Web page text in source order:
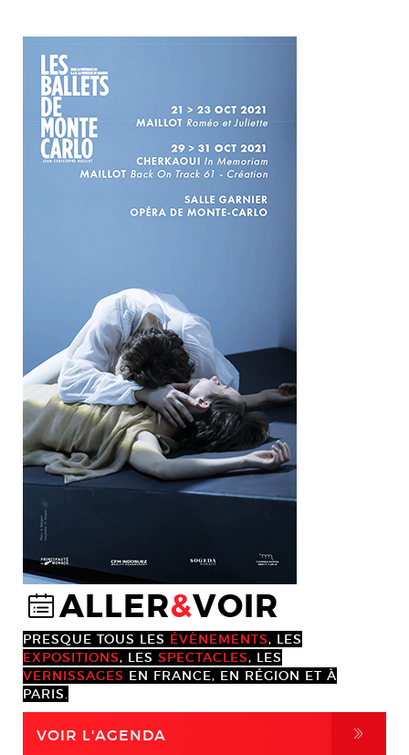
@ALLER&VOIR
PRESQUE TOUS LES ÉVÈNEMENTS, LES
EXPOSITIONS, LES SPECTACLES, LES
VERNISSAGES EN FRANCE, EN RÉGION ET À
PARIS.
VOIR L'AGENDA ,